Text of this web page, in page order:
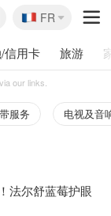
🇫🇷
FR
信用卡 旅游
our links.
服务 电视及音
法尔舒蓝莓护眼